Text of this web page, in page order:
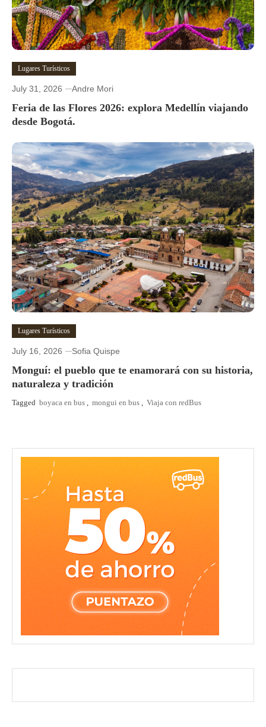
Lugares Turísticos
July 31, 2026 Andre Mori
Feria de las Flores 2026: explora Medellín viajando
desde Bogotá.
Lugares Turísticos
July 16, 2026 Sofia Quispe
Monguí: el pueblo que te enamorará con su historia,
naturaleza y tradición
Tagged boyaca en bus mongui en bus Viaja con redBus